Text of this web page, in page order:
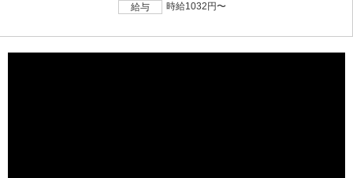
給与
時給1032円〜